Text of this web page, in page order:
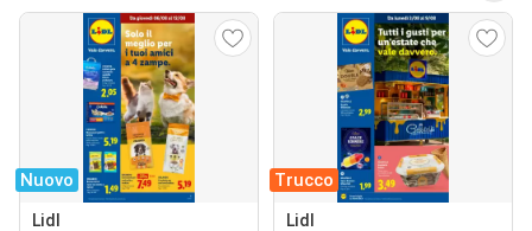
Nuovo
Lidl
Trucco
Lidl